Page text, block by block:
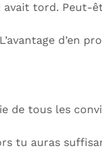
tord. Peut-
d’en
tous les
tu auras